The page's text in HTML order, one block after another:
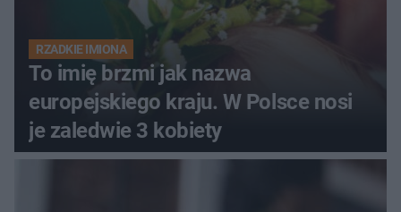
RZADKIE IMIONA
To imię brzmi jak nazwa
europejskiego kraju. W Polsce nosi
je zaledwie 3 kobiety